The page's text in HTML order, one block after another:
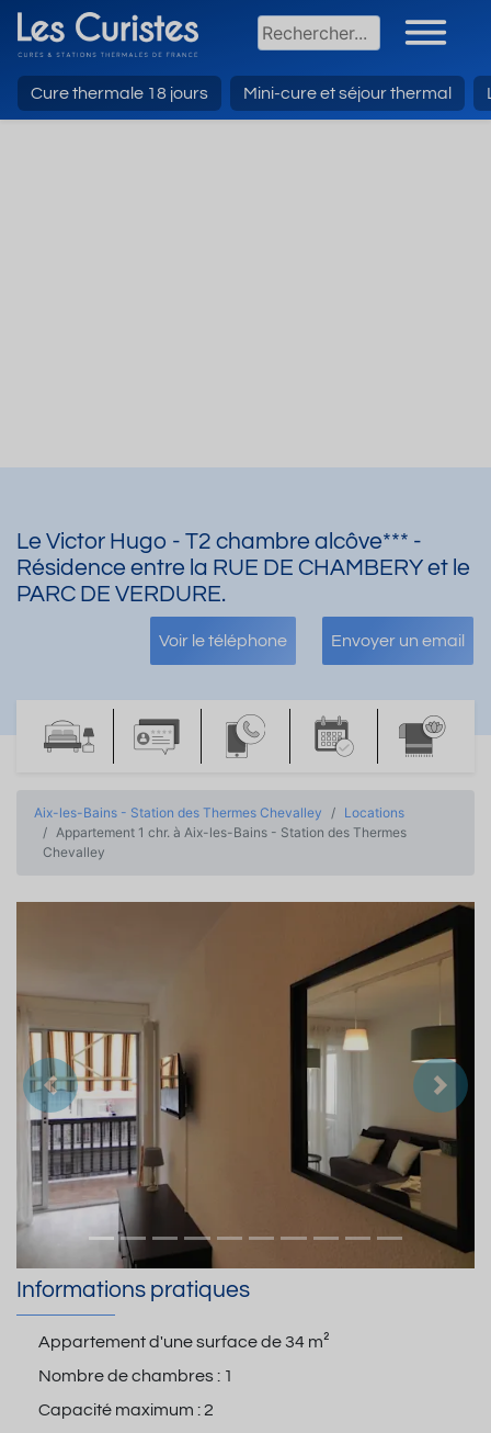
Cure thermale 18 jours Mini-cure et séjour thermal
Le Victor Hugo - T2 chambre alcôve*** -
Résidence entre la RUE DE CHAMBERY et le
PARC DE VERDURE.
Voir le téléphone Envoyer un email
Aix-les-Bains - Station des Thermes Chevalley
Locations
Appartement 1 chr. à Aix-les-Bains - Station des Thermes
Chevalley
Précedent
Informations pratiques
Appartement d'une surface de34 m²
Nombre de chambres : 1
Capacité maximum :2